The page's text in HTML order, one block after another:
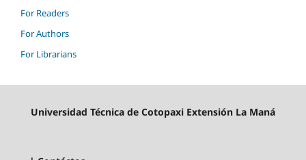
For Readers
For Authors
For Librarians
Universidad Técnica de Cotopaxi Extensión La Maná